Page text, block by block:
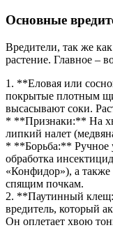
Основные
Вредители, так же
растение. Главное –
1. **Еловая или
покрытые плотным
высасывают соки.
* **Признаки:** На
липкий налет
* **Борьба:** Ручное
обработка
«Конфидор»), а
спящим почкам.
2. **Паутинный
вредитель, который
Он оплетает хвою